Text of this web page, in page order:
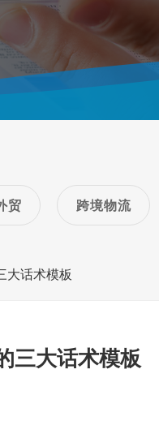
贸 跨境物流
大话术模板
三大话术模板